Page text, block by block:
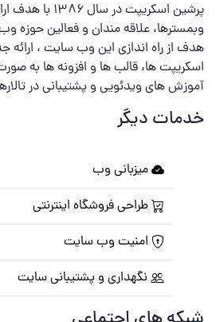
پرشین اسکریپت در
وبمسترها، علاقه مندان و فعالین حوزه
هدف از راه اندازی این وب سایت ، ارائه
اسکریپت ها، قالب ها و افزونه ها به
آموزش های ویدئویی و پشتیبانی در
خدمات دیگر
میزبانی وب
طراحی فروشگاه اینترنتی
امنیت وب سایت
نگهداری و پشتیبانی سایت